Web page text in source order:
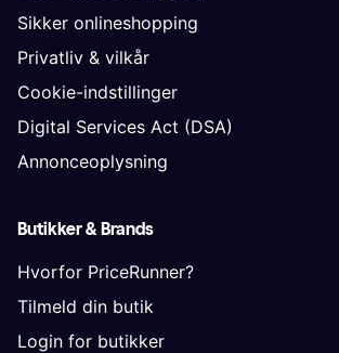
Sikker onlineshopping
Privatliv & vilkår
Cookie-indstillinger
Digital Services Act (DSA)
Annonceoplysning
Butikker & Brands
Hvorfor PriceRunner?
Tilmeld din butik
Login for butikker